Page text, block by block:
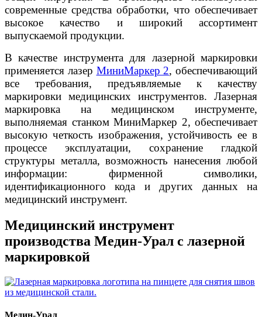
современные средства обработки, что обеспечивает
высокое качество и широкий ассортимент
выпускаемой продукции.
В качестве инструмента для лазерной маркировки
применяется лазер МиниМаркер 2, обеспечивающий
все требования, предъявляемые к качеству
маркировки медицинских инструментов. Лазерная
маркировка на медицинском инструменте,
выполняемая станком МиниМаркер 2, обеспечивает
высокую четкость изображения, устойчивость ее в
процессе эксплуатации, сохранение гладкой
структуры металла, возможность нанесения любой
информации: фирменной символики,
идентификационного кода и других данных на
медицинский инструмент.
Медицинский инструмент
производства Медин-Урал с лазерной
маркировкой
Медин-Урал